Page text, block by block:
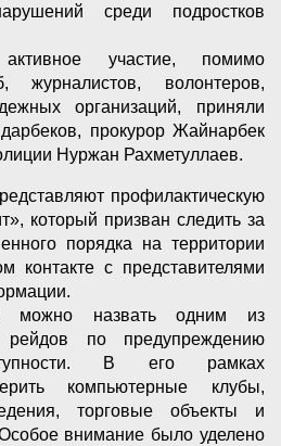
среди подростков
участие, помимо
журналистов, волонтеров,
организаций, приняли
прокурор Жайнарбек
Нуржан Рахметуллаев.
профилактическую
который призван следить за
порядка на территории
контакте с представителями
можно назвать одним из
по предупреждению
В его рамках
компьютерные клубы,
торговые объекты и
внимание было уделено